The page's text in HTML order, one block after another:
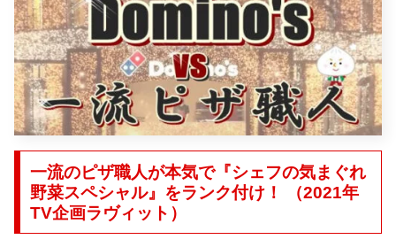
一流のピザ職人が本気で『シェフの気まぐれ
野菜スペシャル』をランク付け！ （2021年
TV企画ラヴィット）